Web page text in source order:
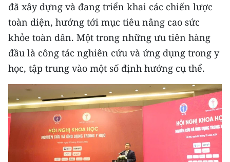
đã xây dựng và đang triển khai các chiến lược
toàn diện, hướng tới mục tiêu nâng cao sức
khỏe toàn dân. Một trong những ưu tiên hàng
đầu là công tác nghiên cứu và ứng dụng trong y
học, tập trung vào một số định hướng cụ thể.